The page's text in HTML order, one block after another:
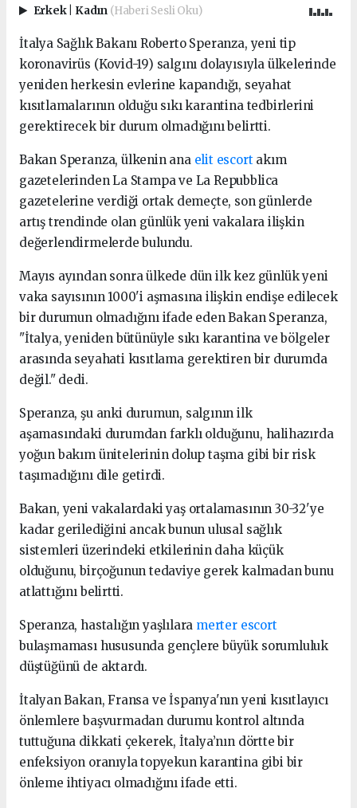
Erkek Kadın (Haberi Sesli Oku)
İtalya Sağlık Bakanı Roberto Speranza, yeni tip
koronavirüs (Kovid-19) salgını dolayısıyla ülkelerinde
yeniden herkesin evlerine kapandığı, seyahat
kısıtlamalarının olduğu sıkı karantina tedbirlerini
gerektirecek bir durum olmadığını belirtti.
Bakan Speranza, ülkenin ana elit escort akım
gazetelerinden La Stampa ve La Repubblica
gazetelerine verdiği ortak demeçte, son günlerde
artış trendinde olan günlük yeni vakalara ilişkin
değerlendirmelerde bulundu.
Mayıs ayından sonra ülkede dün ilk kez günlük yeni
vaka sayısının 1000'i aşmasına ilişkin endişe edilecek
bir durumun olmadığını ifade eden Bakan Speranza,
"İtalya, yeniden bütünüyle sıkı karantina ve bölgeler
arasında seyahati kısıtlama gerektiren bir durumda
değil." dedi.
Speranza, şu anki durumun, salgının ilk
aşamasındaki durumdan farklı olduğunu, halihazırda
yoğun bakım ünitelerinin dolup taşma gibi bir risk
taşımadığını dile getirdi.
Bakan, yeni vakalardaki yaş ortalamasının 30-32'ye
kadar gerilediğini ancak bunun ulusal sağlık
sistemleri üzerindeki etkilerinin daha küçük
olduğunu, birçoğunun tedaviye gerek kalmadan bunu
atlattığını belirtti.
Speranza, hastalığın yaşlılara merter escort
bulaşmaması hususunda gençlere büyük sorumluluk
düştüğünü de aktardı.
İtalyan Bakan, Fransa ve İspanya'nın yeni kısıtlayıcı
önlemlere başvurmadan durumu kontrol altında
tuttuğuna dikkati çekerek, İtalya’nın dörtte bir
enfeksiyon oranıyla topyekun karantina gibi bir
önleme ihtiyacı olmadığını ifade etti.